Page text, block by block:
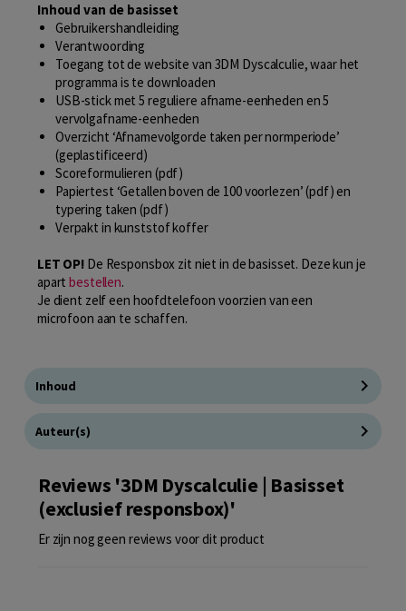
Inhoud van de basisset
Gebruikershandleiding
Verantwoording
Toegang tot de website van 3DM Dyscalculie, waar het
programma is te downloaden
USB-stick met 5 reguliere afname-eenheden en 5
vervolgafname-eenheden
Overzicht ‘Afnamevolgorde taken per normperiode’
(geplastificeerd)
Scoreformulieren (pdf)
Papiertest ‘Getallen boven de 100 voorlezen’ (pdf) en
typering taken (pdf)
Verpakt in kunststof koffer
LET OP! De Responsbox zit niet in de basisset. Deze kun je
apartbestellen.
Je dient zelf een hoofdtelefoon voorzien van een
microfoon aan te schaffen.
Inhoud
Auteur(s)
Reviews '3DM Dyscalculie | Basisset
(exclusief responsbox)'
Er zijn nog geen reviews voor dit product